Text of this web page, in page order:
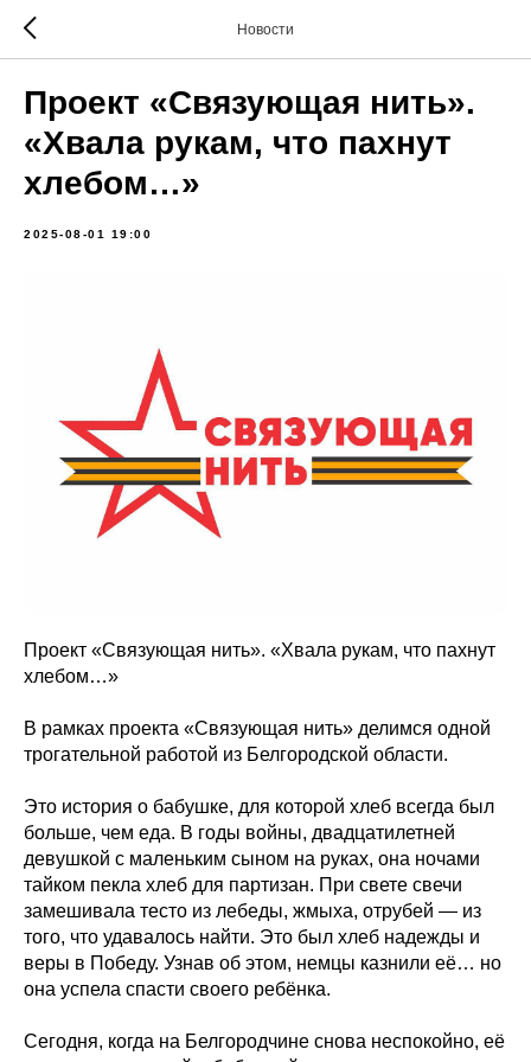
Новости
Проект «Связующая нить».
«Хвала рукам, что пахнут
хлебом…»
2025-08-01 19:00
Проект «Связующая нить». «Хвала рукам, что пахнут
хлебом…»
В рамках проекта «Связующая нить» делимся одной
трогательной работой из Белгородской области.
Это история о бабушке, для которой хлеб всегда был
больше, чем еда. В годы войны, двадцатилетней
девушкой с маленьким сыном на руках, она ночами
тайком пекла хлеб для партизан. При свете свечи
замешивала тесто из лебеды, жмыха, отрубей — из
того, что удавалось найти. Это был хлеб надежды и
веры в Победу. Узнав об этом, немцы казнили её… но
она успела спасти своего ребёнка.
Сегодня, когда на Белгородчине снова неспокойно, её